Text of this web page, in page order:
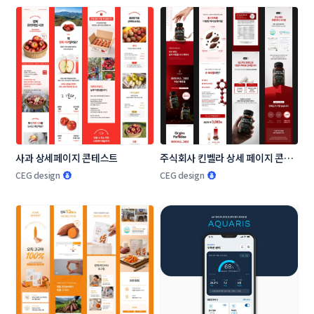
사과 상세페이지 콘테스트
CEG design
주식회사 킨벨라 상세 페이지 콘테
스트
CEG design